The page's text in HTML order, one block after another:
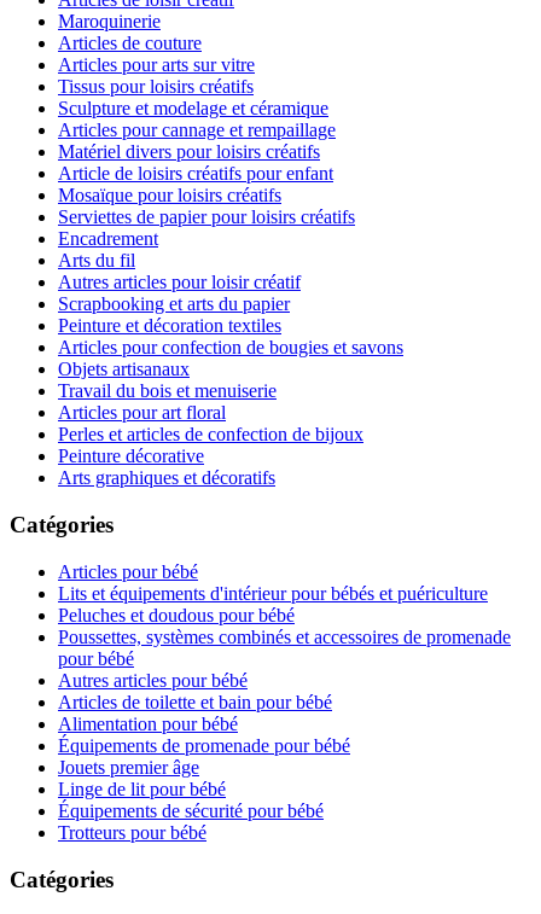
Maroquinerie
Articles de couture
Articles pour arts sur vitre
Tissus pour loisirs créatifs
Sculpture et modelage et céramique
Articles pour cannage et rempaillage
Matériel divers pour loisirs créatifs
Article de loisirs créatifs pour enfant
Mosaïque pour loisirs créatifs
Serviettes de papier pour loisirs créatifs
Encadrement
Arts du fil
Autres articles pour loisir créatif
Scrapbooking et arts du papier
Peinture et décoration textiles
Articles pour confection de bougies et savons
Objets artisanaux
Travail du bois et menuiserie
Articles pour art floral
Perles et articles de confection de bijoux
Peinture décorative
Arts graphiques et décoratifs
Catégories
Articles pour bébé
Lits et équipements d'intérieur pour bébés et puériculture
Peluches et doudous pour bébé
Poussettes, systèmes combinés et accessoires de promenade
pour bébé
Autres articles pour bébé
Articles de toilette et bain pour bébé
Alimentation pour bébé
Équipements de promenade pour bébé
Jouets premier âge
Linge de lit pour bébé
Équipements de sécurité pour bébé
Trotteurs pour bébé
Catégories